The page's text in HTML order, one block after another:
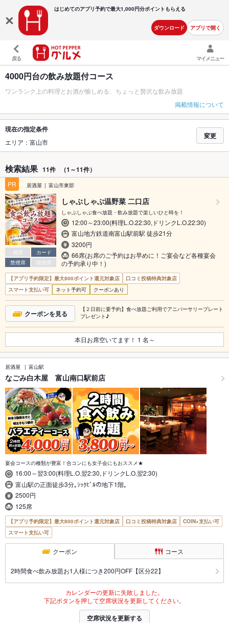
はじめてのアプリ予約で最大1,000円分ポイントもらえる
ダウンロード アプリで開く
戻る マイメニュー
4000円台の飲み放題付コース
ワンランク上の料理とお酒が愉しめる、ちょっと贅沢な飲み放題
掲載情報について
現在の指定条件
エリア：富山市
変更
検索結果 11件 （1～11件）
PR 居酒屋 富山市東部
個室
カード
禁煙席
喫煙席
しゃぶしゃぶ温野菜 二口店
しゃぶしゃぶ食べ放題・飲み放題で楽しいひと時を！
12:00～23:00(料理L.O.22:30,ドリンクL.O.22:30)
富山地方鉄道南富山駅前駅 徒歩21分
3200円
66席(お席のご予約はお早めに！ご宴会など各種宴会
の予約承り中！)
【アプリ予約限定】最大800ポイント還元対象店
口コミ投稿特典対象店
スマート支払い可
ネット予約可 クーポンあり
クーポンを見る
【２日前に要予約】食べ放題ご利用でアニバーサリープレート
プレゼント♪
本日お席空いてます！ 1 名～
居酒屋 富山駅
なごみ白木屋 富山南口駅前店
宴会コースの種類が豊富！合コンにも女子会にもおススメ★
16:00～翌3:00(料理L.O.翌2:30,ドリンクL.O.翌2:30)
富山駅の正面徒歩3分｡ｼｯｸﾋﾞﾙの地下1階｡
2500円
125席
【アプリ予約限定】最大800ポイント還元対象店 口コミ投稿特典対象店
COIN+支払い可
スマート支払い可
クーポン コース
2時間食べ飲み放題お1人様につき200円OFF【区分22】
カレンダーの更新に失敗しました。
下記ボタンを押して空席状況を更新してください。
空席状況を更新する